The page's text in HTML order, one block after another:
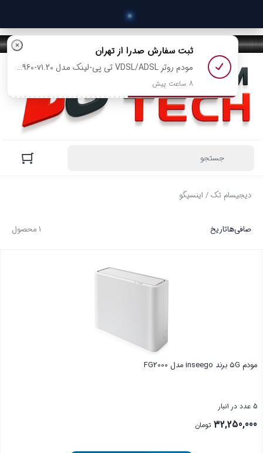
دیجیسام تک/ اینسیگو
1 محصول صافی‌هاتاریخ
مودم ۵G برند inseego مدل FG2000
5 عدد در انبار
32,250,000 تومان
× ثبت سفارش صدرااز تهران
مودم روتر VDSL/ADSL تی پی-لینک مدل TD-W9960-v1.20 رو خرید کرد
8 ساعت پیش